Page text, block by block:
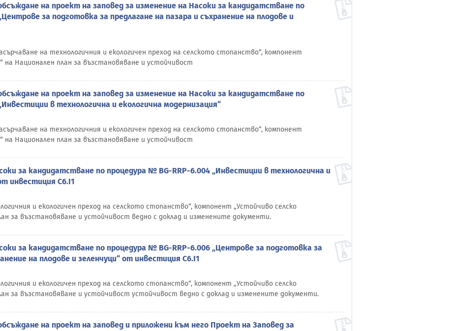
на проект на заповед за изменение на Насоки за кандидатстване по
за подготовка за предлагане на пазара и съхранение на плодове и
на технологичния и екологичен преход на селското стопанство“, компонент
на Национален план за възстановяване и устойчивост
на проект на заповед за изменение на Насоки за кандидатстване по
в технологична и екологична модернизация“
на технологичния и екологичен преход на селското стопанство“, компонент
на Национален план за възстановяване и устойчивост
за кандидатстване по процедура № BG-RRP-6.004 „Инвестиции в технологична и
инвестиция C6.I1
и екологичен преход на селското стопанство“, компонент „Устойчиво селско
за възстановяване и устойчивост ведно с доклад и изменените документи.
за кандидатстване по процедура № BG-RRP-6.006 „Центрове за подготовка за
на плодове и зеленчуци“ от инвестиция C6.I1
и екологичен преход на селското стопанство“, компонент „Устойчиво селско
за възстановяване и устойчивост устойчивост ведно с доклад и изменените документи.
на проект на заповед и приложени към него Проект на Заповед за